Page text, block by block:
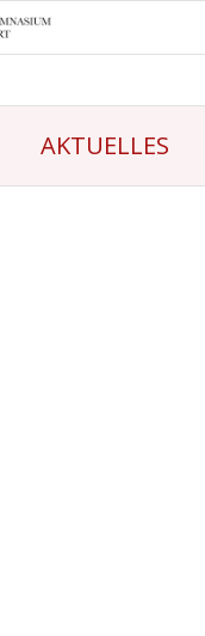
AKTUELLES